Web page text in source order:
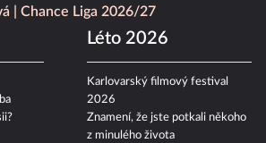
Chance Liga 2026/27
Léto 2026
Karlovarský filmový festival
2026
Znamení, že jste potkali někoho
z minulého života